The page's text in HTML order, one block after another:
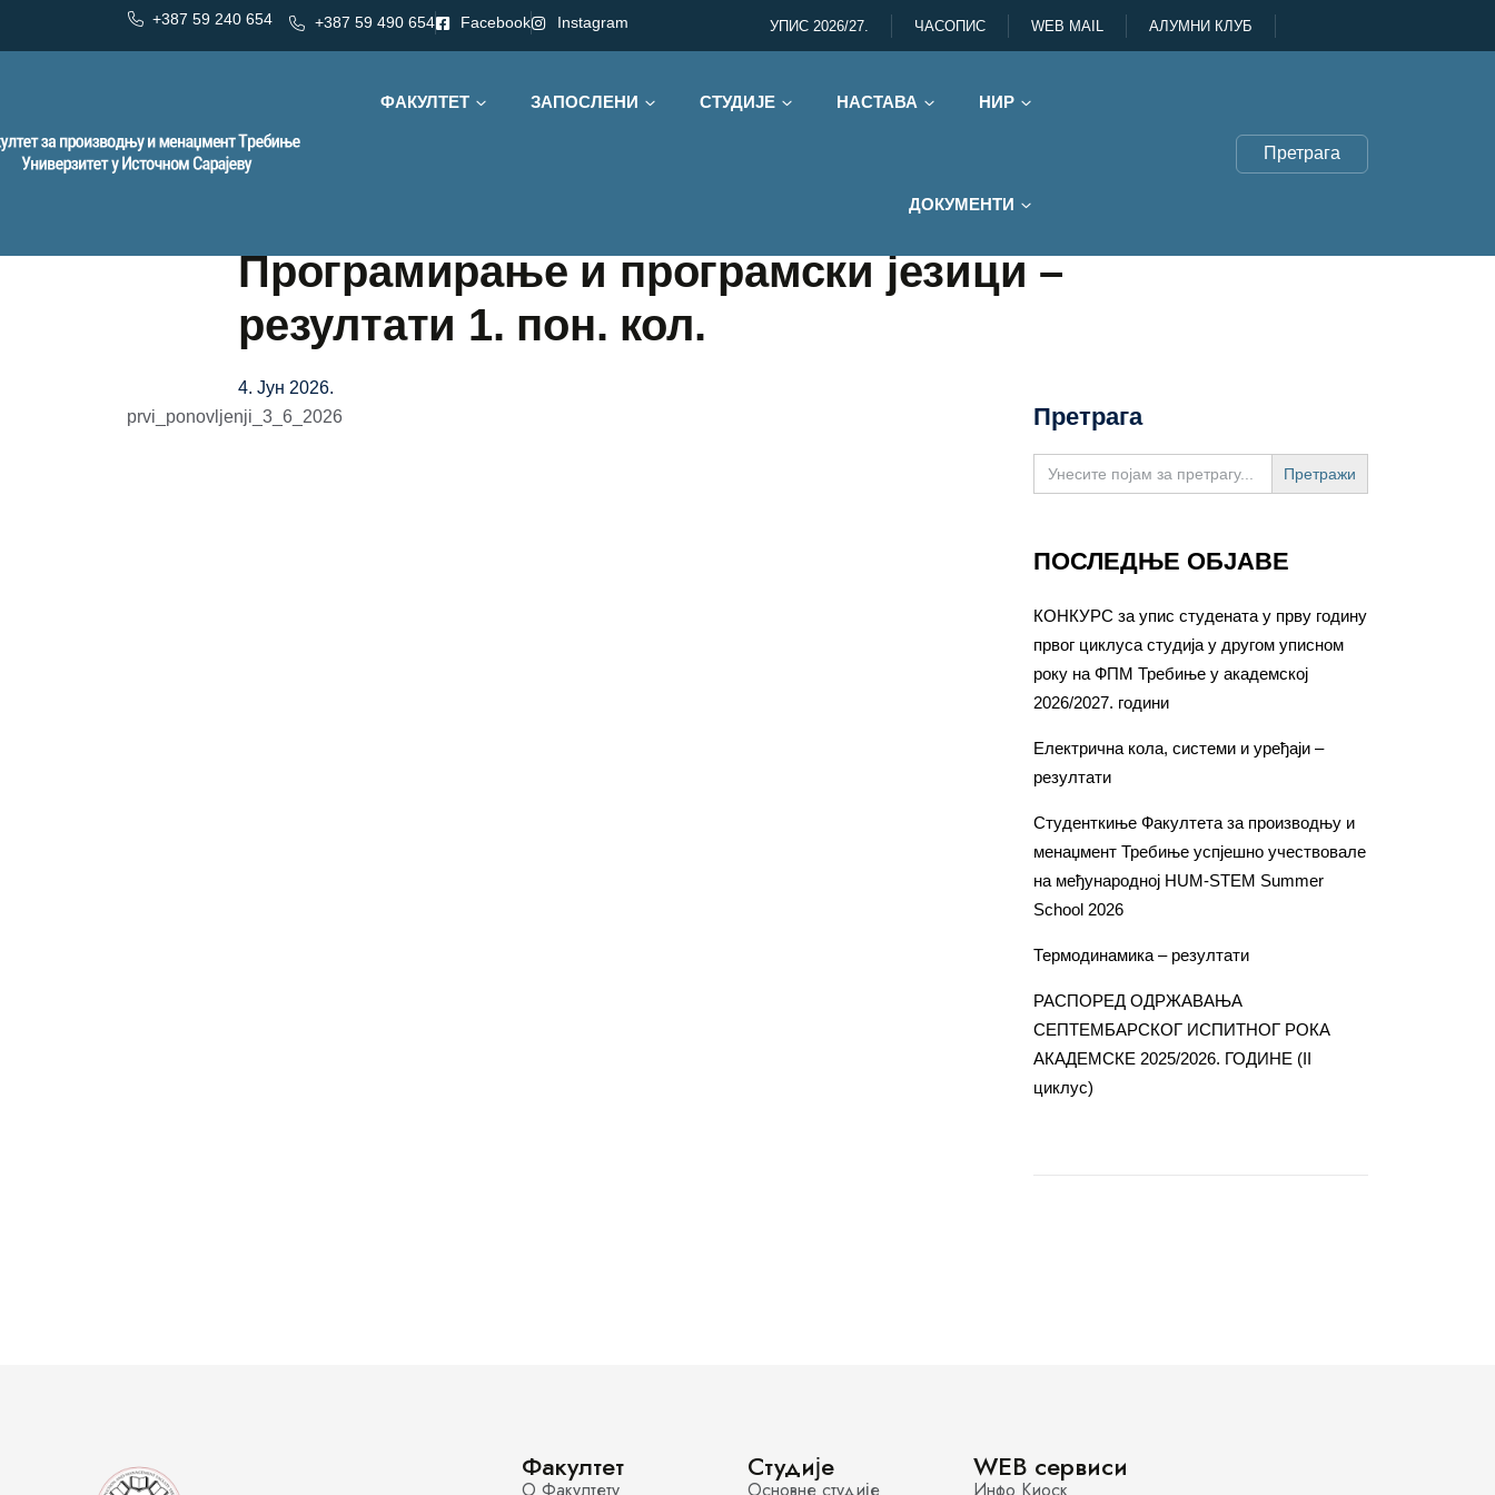
+387 59 240 654 +387 59 490 654 Facebook Instagram УПИС 2026/27. ЧАСОПИС WEB MAIL АЛУМНИ КЛУБ
ФАКУЛТЕТ ЗАПОСЛЕНИ СТУДИЈЕ НАСТАВА НИР
ДОКУМЕНТИ
Претрага
Програмирање и програмски језици –
резултати 1. пон. кол.
4. Јун 2026.
prvi_ponovljenji_3_6_2026
Претрага
Search
for:
ПОСЛЕДЊЕ ОБЈАВЕ
КОНКУРС за упис студената у прву годину
првог циклуса студија у другом уписном
року на ФПМ Требиње у академској
2026/2027. години
Електрична кола, системи и уређаји –
резултати
Студенткиње Факултета за производњу и
менаџмент Требиње успјешно учествовале
на међународној HUM-STEM Summer
School 2026
Термодинамика – резултати
РАСПОРЕД ОДРЖАВАЊА
СЕПТЕМБАРСКОГ ИСПИТНОГ РОКА
АКАДЕМСКЕ 2025/2026. ГОДИНЕ (II
циклус)
Факултет Студије WEB сервиси